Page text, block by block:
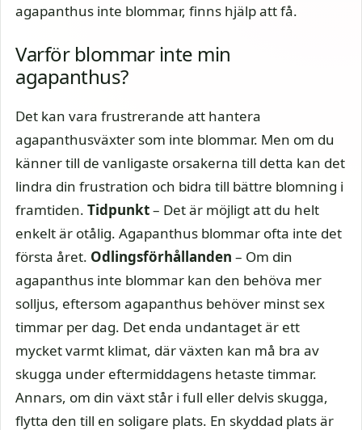
agapanthus inte blommar, finns hjälp att få.
Varför blommar inte min
agapanthus?
Det kan vara frustrerande att hantera
agapanthusväxter som inte blommar. Men om du
känner till de vanligaste orsakerna till detta kan det
lindra din frustration och bidra till bättre blomning i
framtiden. Tidpunkt– Det är möjligt att du helt
enkelt är otålig. Agapanthus blommar ofta inte det
första året. Odlingsförhållanden – Om din
agapanthus inte blommar kan den behöva mer
solljus, eftersom agapanthus behöver minst sex
timmar per dag. Det enda undantaget är ett
mycket varmt klimat, där växten kan må bra av
skugga under eftermiddagens hetaste timmar.
Annars, om din växt står i full eller delvis skugga,
flytta den till en soligare plats. En skyddad plats är